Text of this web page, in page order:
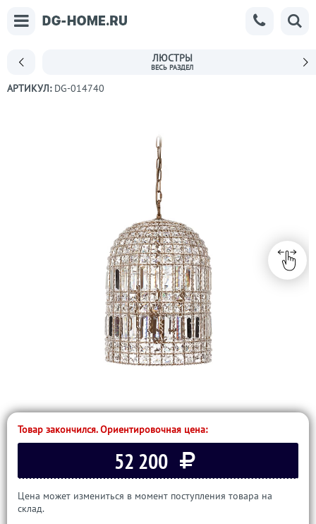
ЛЮСТРЫ
АРТИКУЛ: DG-014740
Товар закончился. Ориентировочная цена:
52 200
Цена может измениться в момент поступления товара на
склад.